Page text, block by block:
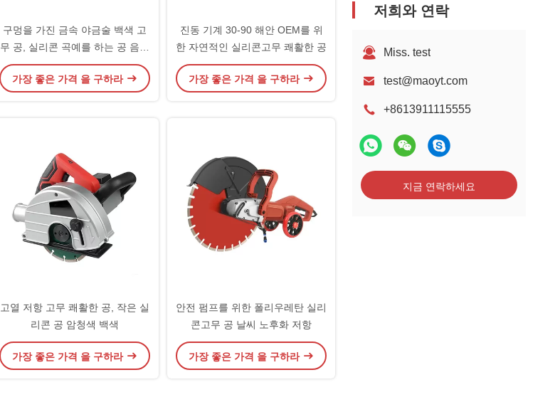
저희와 연락
Miss. test
test@maoyt.com
+8613911115555
지금 연락하세요
구멍을 가진 금속 야금술 백색 고
무 공, 실리콘 곡예를 하는 공 음식
기계장치
가장 좋은 가격 을 구하라
진동 기계 30-90 해안 OEM를 위
한 자연적인 실리콘고무 쾌활한 공
가장 좋은 가격 을 구하라
고열 저항 고무 쾌활한 공, 작은 실
리콘 공 암청색 백색
가장 좋은 가격 을 구하라
안전 펌프를 위한 폴리우레탄 실리
콘고무 공 날씨 노후화 저항
가장 좋은 가격 을 구하라